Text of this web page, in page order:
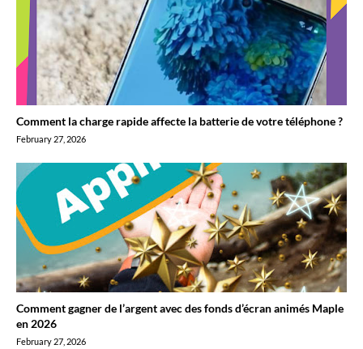
Comment la charge rapide affecte la batterie de votre téléphone ?
February 27, 2026
Comment gagner de l’argent avec des fonds d’écran animés Maple
en 2026
February 27, 2026